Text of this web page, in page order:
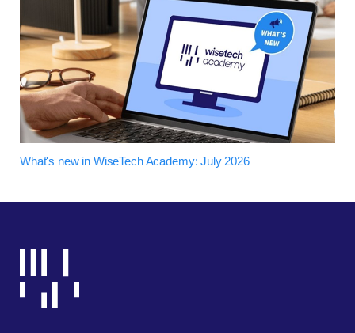
What's new in WiseTech Academy: July 2026